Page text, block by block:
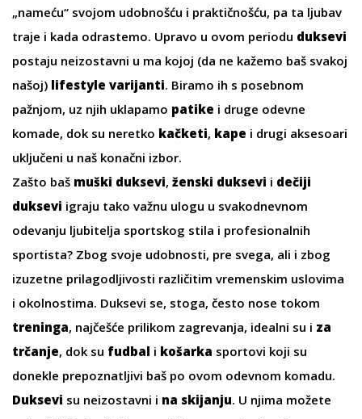
„nameću“ svojom udobnošću i praktičnošću, pa ta ljubav
traje i kada odrastemo. Upravo u ovom periodu duksevi
postaju neizostavni u ma kojoj (da ne kažemo baš svakoj
našoj) lifestyle varijanti. Biramo ih s posebnom
pažnjom, uz njih uklapamo patike i druge odevne
komade, dok su neretko kačketi, kape i drugi aksesoari
uključeni u naš konačni izbor.
Zašto baš muški duksevi, ženski duksevi i dečiji
duksevi igraju tako važnu ulogu u svakodnevnom
odevanju ljubitelja sportskog stila i profesionalnih
sportista? Zbog svoje udobnosti, pre svega, ali i zbog
izuzetne prilagodljivosti različitim vremenskim uslovima
i okolnostima. Duksevi se, stoga, često nose tokom
treninga, najčešće prilikom zagrevanja, idealni su i za
trčanje, dok su fudbal i košarka sportovi koji su
donekle prepoznatljivi baš po ovom odevnom komadu.
Duksevi su neizostavni i na skijanju. U njima možete